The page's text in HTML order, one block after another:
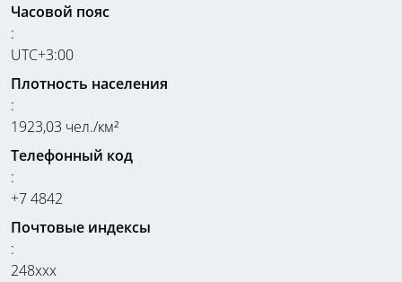
Часовой пояс
:
UTC+3:00
Плотность населения
:
1923,03 чел./км²
Телефонный код
:
+7 4842
Почтовые индексы
:
248xxx